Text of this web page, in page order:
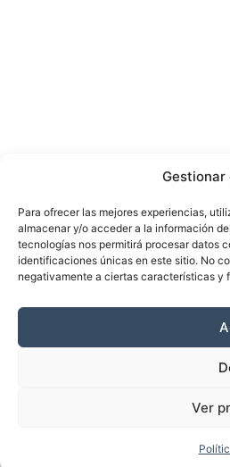
Para ofrecer las mejores experiencias,
almacenar y/o acceder a la información
tecnologías nos permitirá procesar datos
identificaciones únicas en este sitio. No
negativamente a ciertas características y
Ver